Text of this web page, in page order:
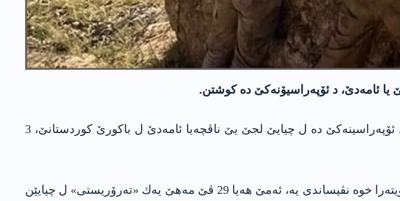
ل گۆری ئاگاهیێن كو ئاژانسا ئه‌نادۆلێ ئیرۆ رۆژا شه‌می 3/6/2023 پارڤه‌كرنه‌، د ئۆپه‌راسینه‌كێ ده‌ ل چیایێ لجێ یێ ناڤچه‌یا ئامه‌دێ ل باكورێ كوردستانێ، 3
د ڤێ ده‌ربارێ ده‌ سوله‌یمان سویلۆ وه‌زیرێ ناڤخوه‌ یێ تركیێ گه‌ف خوارنه‌ و تویته‌را خوه‌ نڤیساندی یه‌، ئه‌مێ هه‌یا 29 ڤێ مه‌هێ یه‌ك «ته‌رۆریستی» ل چیایێن